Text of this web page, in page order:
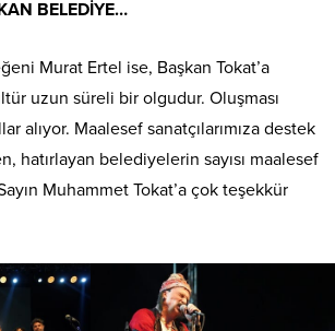
BELEDİYE…
Murat Ertel ise, Başkan Tokat’a
uzun süreli bir olgudur. Oluşması
alıyor. Maalesef sanatçılarımıza destek
hatırlayan belediyelerin sayısı maalesef
Muhammet Tokat’a çok teşekkür